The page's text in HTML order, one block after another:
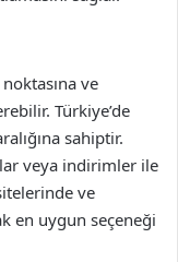
ve
Türkiye’de
sahiptir.
veya indirimler ile
ve
en uygun seçeneği